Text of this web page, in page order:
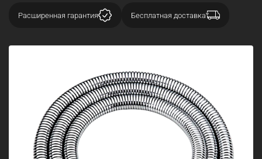
Расширенная гарантия Бесплатная доставка